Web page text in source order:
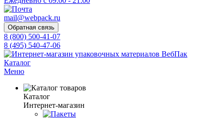
mail@webpack.ru
Обратная связь
8 (800) 500-41-07
8 (495) 540-47-06
Каталог
Меню
Каталог
Интернет-магазин